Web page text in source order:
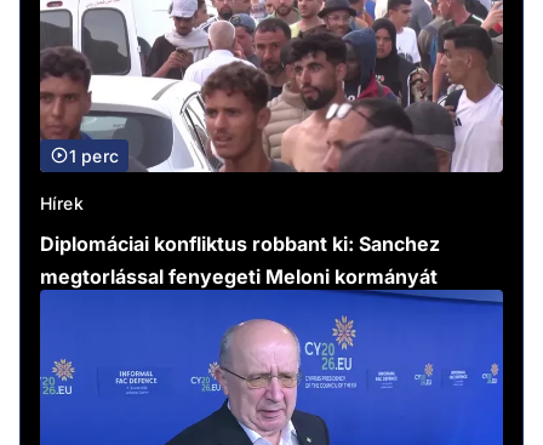
1 perc
Hírek
Diplomáciai konfliktus robbant ki: Sanchez
megtorlással fenyegeti Meloni kormányát